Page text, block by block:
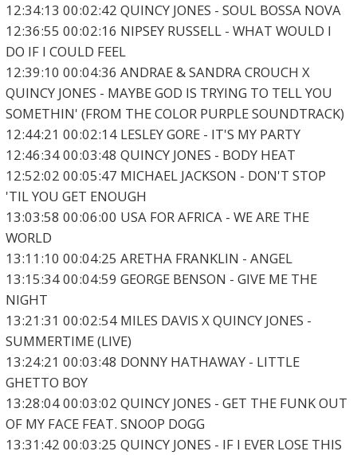
12:34:13 00:02:42 QUINCY JONES - SOUL BOSSA NOVA
12:36:55 00:02:16 NIPSEY RUSSELL - WHAT WOULD I
DO IF I COULD FEEL
12:39:10 00:04:36 ANDRAE & SANDRA CROUCH X
QUINCY JONES - MAYBE GOD IS TRYING TO TELL YOU
SOMETHIN' (FROM THE COLOR PURPLE SOUNDTRACK)
12:44:21 00:02:14 LESLEY GORE - IT'S MY PARTY
12:46:34 00:03:48 QUINCY JONES - BODY HEAT
12:52:02 00:05:47 MICHAEL JACKSON - DON'T STOP
'TIL YOU GET ENOUGH
13:03:58 00:06:00 USA FOR AFRICA - WE ARE THE
WORLD
13:11:10 00:04:25 ARETHA FRANKLIN - ANGEL
13:15:34 00:04:59 GEORGE BENSON - GIVE ME THE
NIGHT
13:21:31 00:02:54 MILES DAVIS X QUINCY JONES -
SUMMERTIME (LIVE)
13:24:21 00:03:48 DONNY HATHAWAY - LITTLE
GHETTO BOY
13:28:04 00:03:02 QUINCY JONES - GET THE FUNK OUT
OF MY FACE FEAT. SNOOP DOGG
13:31:42 00:03:25 QUINCY JONES - IF I EVER LOSE THIS